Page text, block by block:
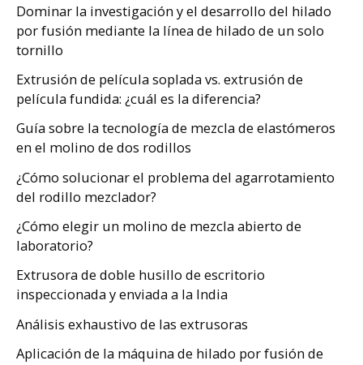
Dominar la investigación y el desarrollo del hilado
por fusión mediante la línea de hilado de un solo
tornillo
Extrusión de película soplada vs. extrusión de
película fundida: ¿cuál es la diferencia?
Guía sobre la tecnología de mezcla de elastómeros
en el molino de dos rodillos
¿Cómo solucionar el problema del agarrotamiento
del rodillo mezclador?
¿Cómo elegir un molino de mezcla abierto de
laboratorio?
Extrusora de doble husillo de escritorio
inspeccionada y enviada a la India
Análisis exhaustivo de las extrusoras
Aplicación de la máquina de hilado por fusión de